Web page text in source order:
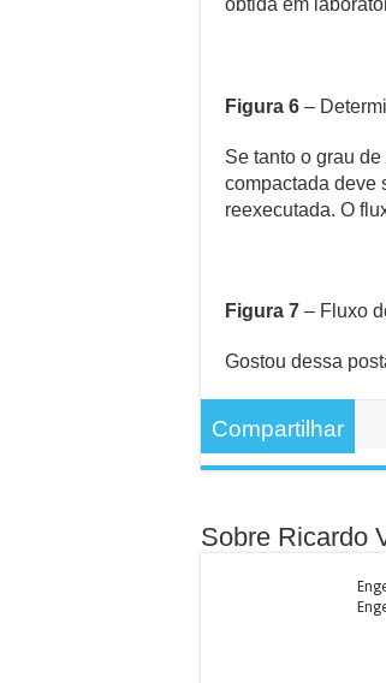
Figura 6 –
Se tanto o grau
compactada deve
reexecutada. O
Figura 7 – Fluxo
Gostou dessa
Compartilhar
Sobre Ricardo